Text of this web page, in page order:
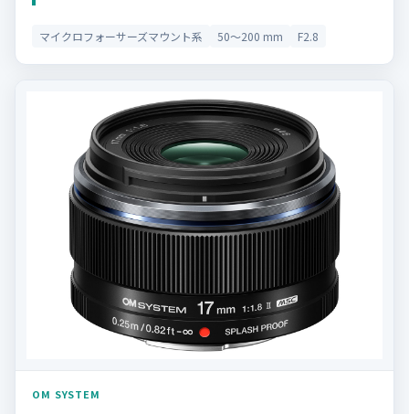
マイクロフォーサーズマウント系 50〜200 mm F2.8
OM SYSTEM